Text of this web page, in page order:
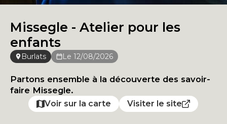
Missegle - Atelier pour les
enfants
Burlats Le 12/08/2026
Partons ensemble à la découverte des savoir-
faire Missegle.
Voir sur la carte Visiter le site